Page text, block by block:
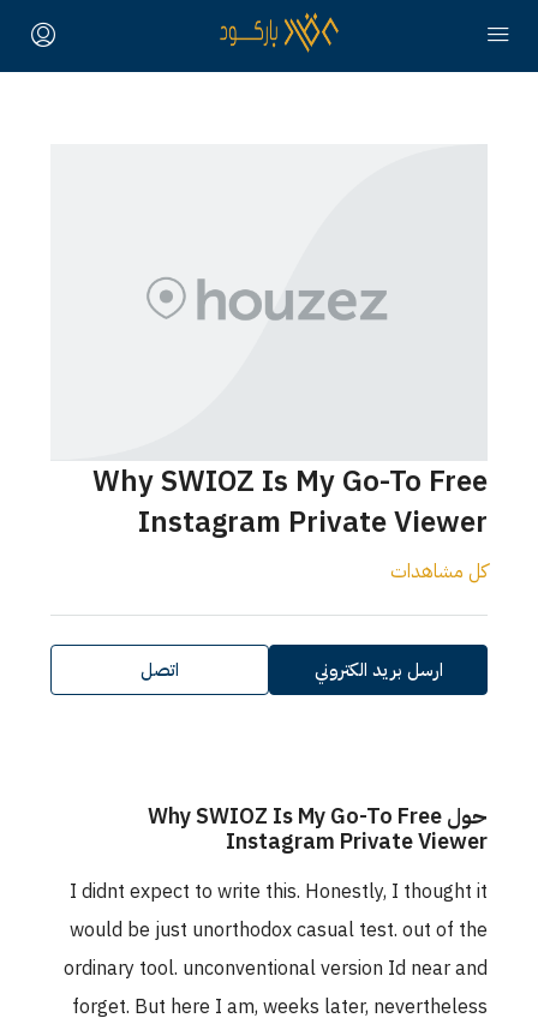
Why SWIOZ Is My Go-To Free
Instagram Private Viewer
كل مشاهدات
ارسل بريد الكتروني اتصل
حول Why SWIOZ Is My Go-To Free
Instagram Private Viewer
I didnt expect to write this. Honestly, I thought it
would be just unorthodox casual test. out of the
ordinary tool. unconventional version Id near and
forget. But here I am, weeks later, nevertheless